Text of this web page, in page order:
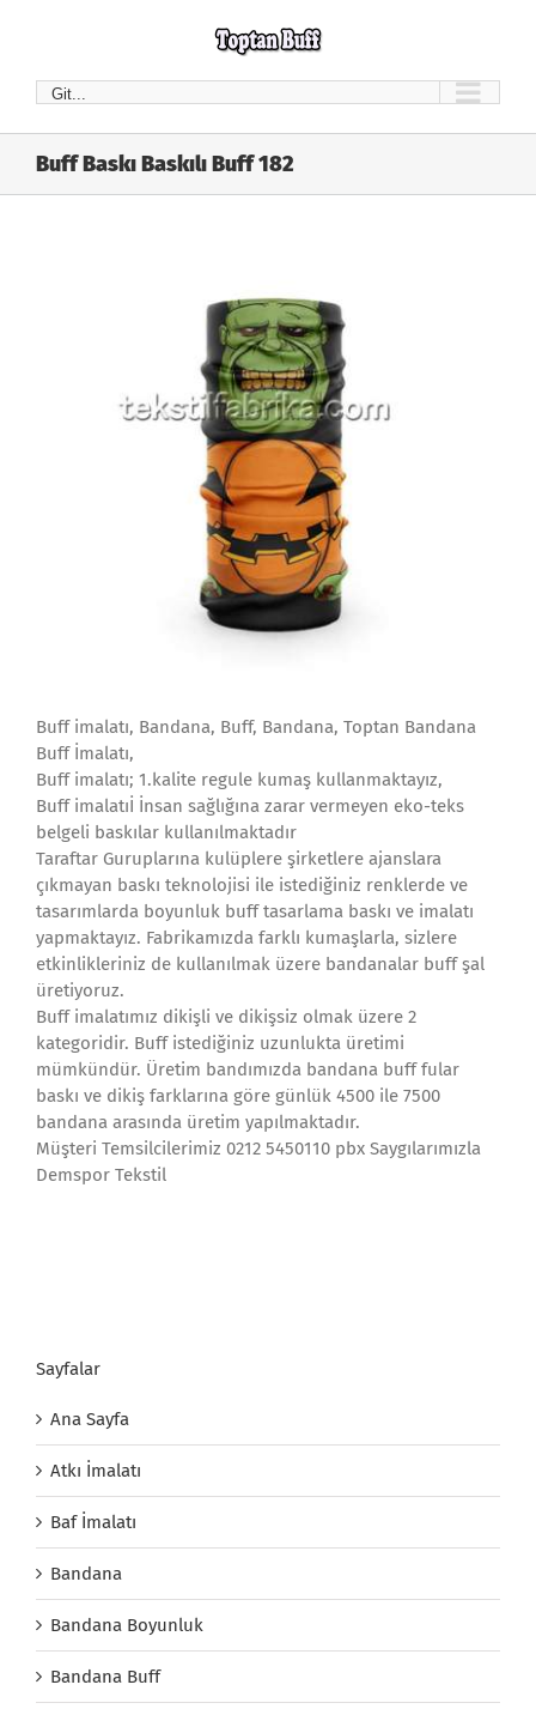
Git...
Buff Baskı Baskılı Buff 182
Buff imalatı, Bandana, Buff, Bandana, Toptan Bandana
Buff İmalatı,
Buff imalatı; 1.kalite regule kumaş kullanmaktayız,
Buff imalatıİ İnsan sağlığına zarar vermeyen eko-teks
belgeli baskılar kullanılmaktadır
Taraftar Guruplarına kulüplere şirketlere ajanslara
çıkmayan baskı teknolojisi ile istediğiniz renklerde ve
tasarımlarda boyunluk buff tasarlama baskı ve imalatı
yapmaktayız. Fabrikamızda farklı kumaşlarla, sizlere
etkinlikleriniz de kullanılmak üzere bandanalar buff şal
üretiyoruz.
Buff imalatımız dikişli ve dikişsiz olmak üzere 2
kategoridir. Buff istediğiniz uzunlukta üretimi
mümkündür. Üretim bandımızda bandana buff fular
baskı ve dikiş farklarına göre günlük 4500 ile 7500
bandana arasında üretim yapılmaktadır.
Müşteri Temsilcilerimiz 0212 5450110 pbx Saygılarımızla
Demspor Tekstil
Sayfalar
Ana Sayfa
Atkı İmalatı
Baf İmalatı
Bandana
Bandana Boyunluk
Bandana Buff